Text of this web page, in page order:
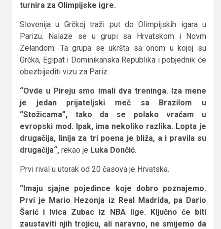
turnira za Olimpijske igre.
Slovenija u Grčkoj traži put do Olimpijskih igara u
Parizu. Nalaze se u grupi sa Hrvatskom i Novm
Zelandom. Ta grupa se ukršta sa onom u kojoj su
Grčka, Egipat i Dominikanska Republika i pobjednik će
obezbijediti vizu za Pariz.
“Ovde u Pireju smo imali dva treninga. Iza mene
je jedan prijateljski meč sa Brazilom u
“Stožicama”, tako da se polako vraćam u
evropski mod. Ipak, ima nekoliko razlika. Lopta je
drugačija, linija za tri poena je bliža, a i pravila su
drugačija“, rekao je Luka Dončić.
Prvi rival u utorak od 20 časova je Hrvatska.
“Imaju sjajne pojedince koje dobro poznajemo.
Prvi je Mario Hezonja iz Real Madrida, pa Dario
Šarić i Ivica Zubac iz NBA lige. Ključno će biti
zaustaviti njih trojicu, ali naravno, ne smijemo da